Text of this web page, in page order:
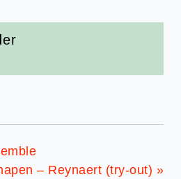
– Reynaert (try-out) »